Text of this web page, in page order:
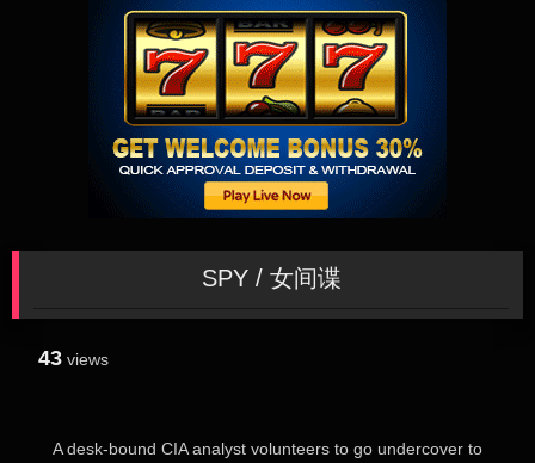
SPY / 女间谍
43 views
A desk-bound CIA analyst volunteers to go undercover to